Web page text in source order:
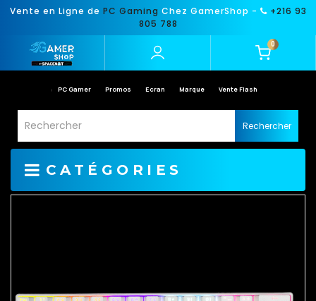
Vente en Ligne de PC Gaming Chez GamerShop -
+216 93
805 788
0
PC Gamer Promos Ecran Marque Vente Flash
Rechercher
CATÉGORIES